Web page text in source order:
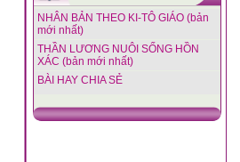
NHÂN BẢN THEO KI-TÔ GIÁO (bản
mới nhất)
THẦN LƯƠNG NUÔI SỐNG HỒN
XÁC (bản mới nhất)
BÀI HAY CHIA SẺ